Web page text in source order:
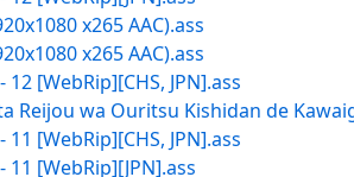
x265 AAC).ass
x265 AAC).ass
[WebRip][CHS, JPN].ass
wa Ouritsu Kishidan de
[WebRip][CHS, JPN].ass
[WebRip][JPN].ass